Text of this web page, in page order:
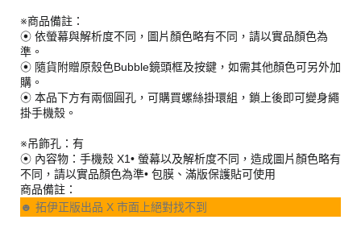
※商品備註：
⦿ 依螢幕與解析度不同，圖片顏色略有不同，請以實品顏色為
準。
⦿ 隨貨附贈原殼色Bubble鏡頭框及按鍵，如需其他顏色可另外加
購。
⦿ 本品下方有兩個圓孔，可購買螺絲掛環組，鎖上後即可變身繩
掛手機殼。
※吊飾孔：有
⦿ 內容物：手機殼 X1• 螢幕以及解析度不同，造成圖片顏色略有
不同，請以實品顏色為準• 包膜、滿版保護貼可使用
商品備註：
☻ 拓伊正版出品 X 市面上絕對找不到